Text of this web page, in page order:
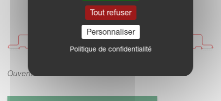
Ouverture
Tout refuser
Personnaliser
Politique de confidentialité